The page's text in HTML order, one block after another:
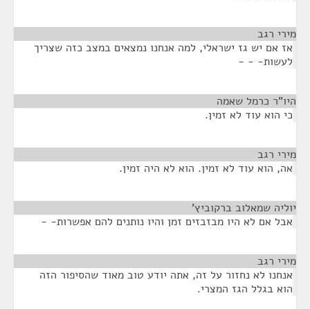
מירי רגב
אז אם יש גז ישראלי, למה אנחנו נמצאים במצב כזה שצריך
לעשות- - -
היו"ר כרמל שאמה
כי הוא עוד לא זמין.
מירי רגב
אה, הוא עוד לא זמין. הוא לא היה זמין.
יוליה שמאלוב ברקוביץ'
אבל אם לא היו מבזבזים זמן והיו נותנים להם אפשרות- -
מירי רגב
אנחנו לא נחזור על זה, אתה יודע טוב מאוד שהסיפור הזה
הוא בגלל הגז המצרי.